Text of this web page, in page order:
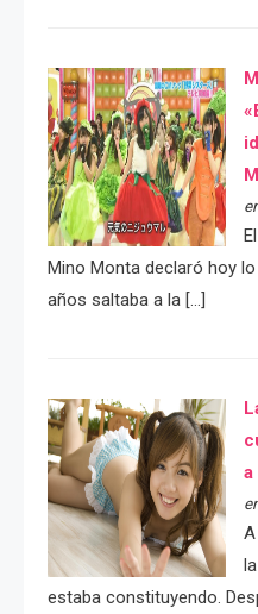
Mino Monta declaró hoy
años saltaba a la […]
a
estaba constituyendo.